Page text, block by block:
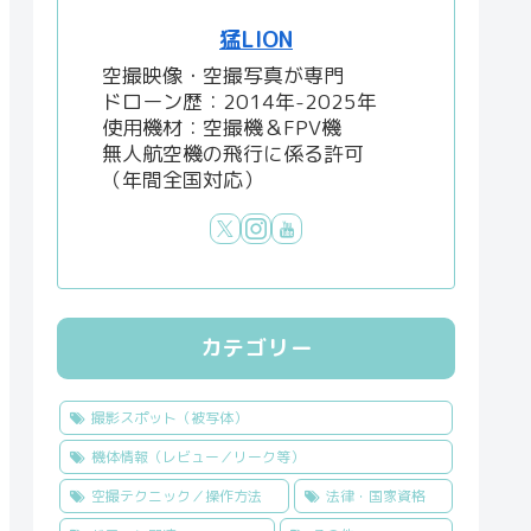
猛LION
空撮映像・空撮写真が専門
ドローン歴：2014年-2025年
使用機材：空撮機＆FPV機
無人航空機の飛行に係る許可
（年間全国対応）
カテゴリー
撮影スポット（被写体）
機体情報（レビュー／リーク等）
空撮テクニック／操作方法
法律・国家資格